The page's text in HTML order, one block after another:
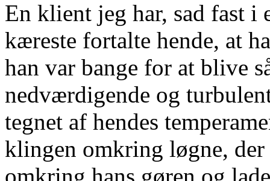
En klient jeg har, sad fast
kæreste fortalte hende, at
han var bange for at blive
nedværdigende og
tegnet af hendes
klingen omkring løgne,
omkring hans gøren og